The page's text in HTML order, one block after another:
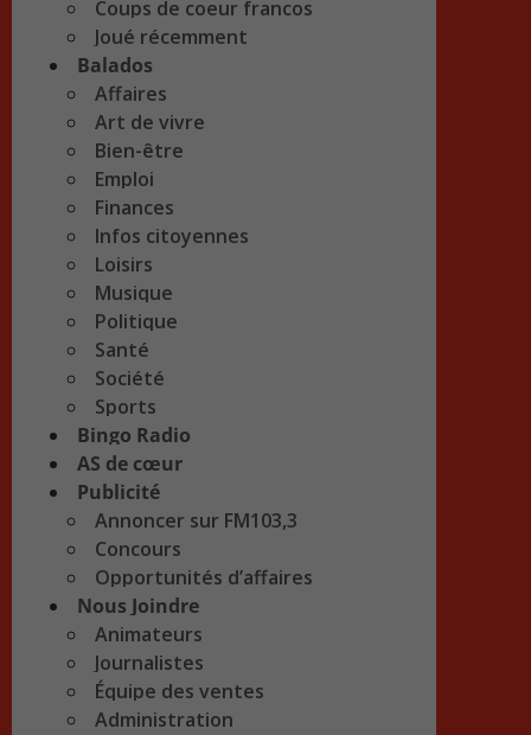
Coups de coeur francos
Joué récemment
Balados
Affaires
Art de vivre
Bien-être
Emploi
Finances
Infos citoyennes
Loisirs
Musique
Politique
Santé
Société
Sports
Bingo Radio
AS de cœur
Publicité
Annoncer sur FM103,3
Concours
Opportunités d’affaires
Nous Joindre
Animateurs
Journalistes
Équipe des ventes
Administration